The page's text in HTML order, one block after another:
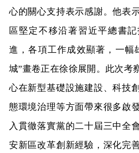
心的關心支持表示感謝。他表
區堅定不移沿著習近平總書
進，各項工作成效顯著，一幅
城”畫卷正在徐徐展開。此次考
心在新型基礎設施建設、科技
態環境治理等方面帶來很多啟
入貫徹落實黨的二十屆三中全
安新區改革創新經驗，深化完